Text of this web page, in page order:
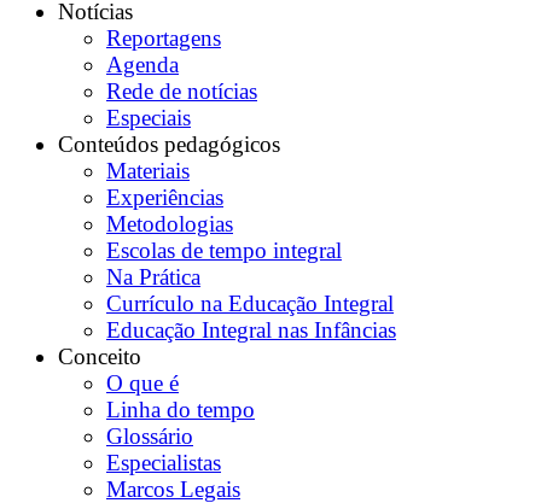
Notícias
Reportagens
Agenda
Rede de notícias
Especiais
Conteúdos pedagógicos
Materiais
Experiências
Metodologias
Escolas de tempo integral
Na Prática
Currículo na Educação Integral
Educação Integral nas Infâncias
Conceito
O que é
Linha do tempo
Glossário
Especialistas
Marcos Legais